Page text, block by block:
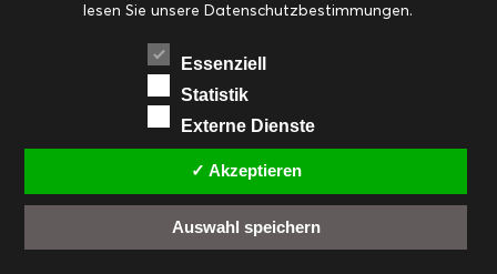
RezepteSaisonalSliderStartseite
Suppen, Salate & Vorspeisen
Vorspeisen, Salate & Suppen
Weihnachten Workshops & Events
FACEBOOK PINTEREST
EMAIL
lesen Sie unsere Datenschutzbestimmungen.
Essenziell
Statistik
Externe Dienste
✓ Akzeptieren
Auswahl speichern